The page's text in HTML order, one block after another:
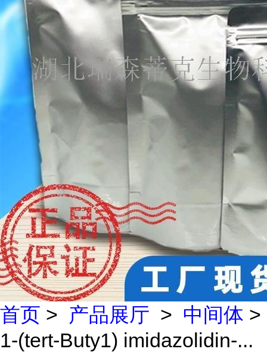
首页 > 产品展厅 > 中间体 >
1-(tert-Buty1) imidazolidin-...